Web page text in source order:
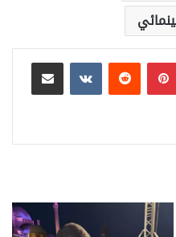
بينتيريست
مشاركة عبر البريد